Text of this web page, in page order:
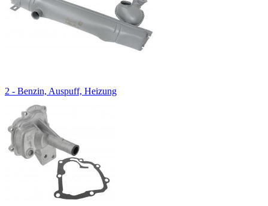
2 - Benzin, Auspuff, Heizung